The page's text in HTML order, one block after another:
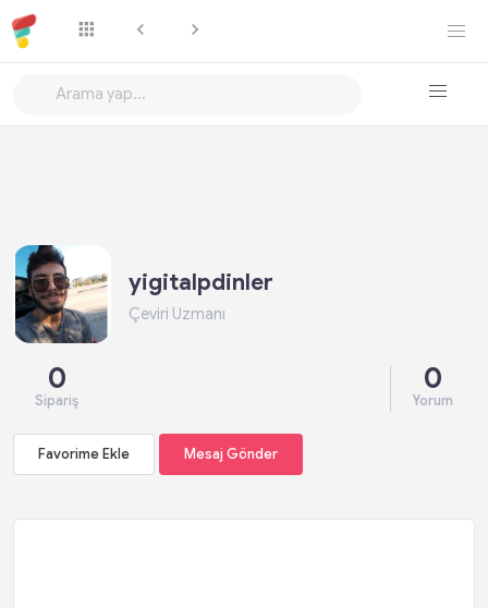
Mesaj Gönder
yigitalpdinler
Çeviri Uzmanı
0
Sipariş
0
Yorum
Favorime Ekle Mesaj Gönder